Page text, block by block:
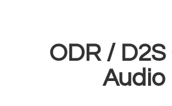
ODR /
Audio